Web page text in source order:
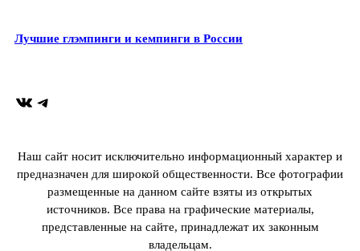
Лучшие глэмпинги и кемпинги в России
ВКонтакте Telegram
Наш сайт носит исключительно информационный характер и
предназначен для широкой общественности. Все фотографии
размещенные на данном сайте взяты из открытых
источников. Все права на графические материалы,
представленные на сайте, принадлежат их законным
владельцам.